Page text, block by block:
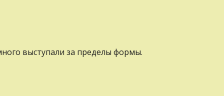
выступали зa пределы формы.